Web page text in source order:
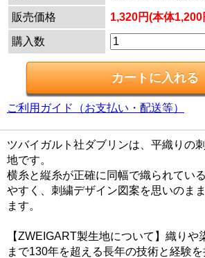
販売価格
1,320円(本体
購入数
ご利用ガイド（お支払い・配送等）
ツバイガルト社ダブリンは、平織りの
地です。
横糸と縦糸が正確に同幅で織られてい
やすく、刺繍デザイン図案を思いのま
ます。
【ZWEIGART製生地について】織りや
まで130年を超える長年の技術と経験